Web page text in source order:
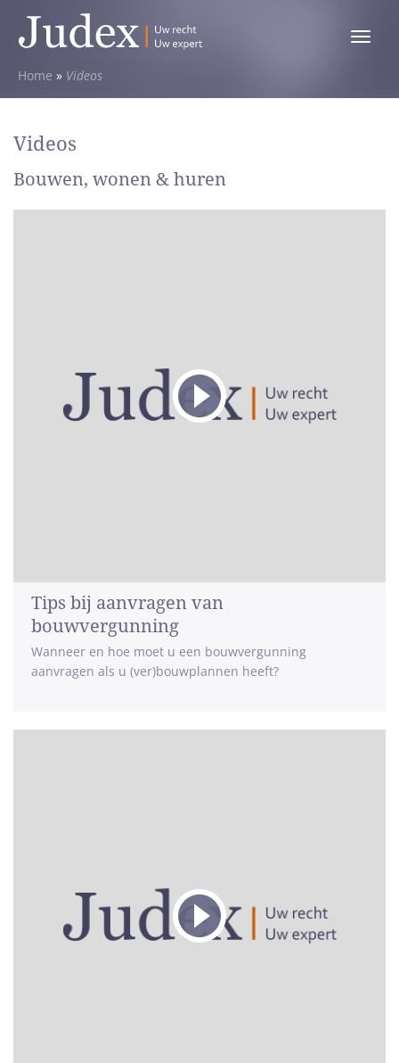
Toggle
Home » Videos
Videos
Bouwen, wonen & huren
Tips bij aanvragen van
bouwvergunning
Wanneer en hoe moet u een bouwvergunning
aanvragen als u (ver)bouwplannen heeft?